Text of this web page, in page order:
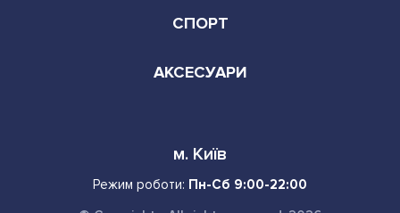
СПОРТ
АКСЕСУАРИ
м. Київ